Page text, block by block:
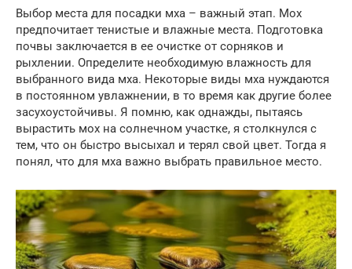
Выбор места для посадки мха – важный этап. Мох
предпочитает тенистые и влажные места. Подготовка
почвы заключается в ее очистке от сорняков и
рыхлении. Определите необходимую влажность для
выбранного вида мха. Некоторые виды мха нуждаются
в постоянном увлажнении, в то время как другие более
засухоустойчивы. Я помню, как однажды, пытаясь
вырастить мох на солнечном участке, я столкнулся с
тем, что он быстро высыхал и терял свой цвет. Тогда я
понял, что для мха важно выбрать правильное место.